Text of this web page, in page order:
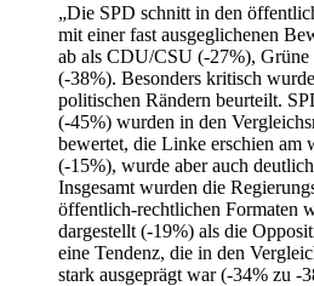
„Die SPD schnitt in den
mit einer fast ausgeglichenen
ab als CDU/CSU (-27%),
(-38%). Besonders kritisch
politischen Rändern beurteilt.
(-45%) wurden in den
bewertet, die Linke erschien am
(-15%), wurde aber auch
Insgesamt wurden die
öffentlich-rechtlichen Formaten
dargestellt (-19%) als die
eine Tendenz, die in den
stark ausgeprägt war (-34% zu -